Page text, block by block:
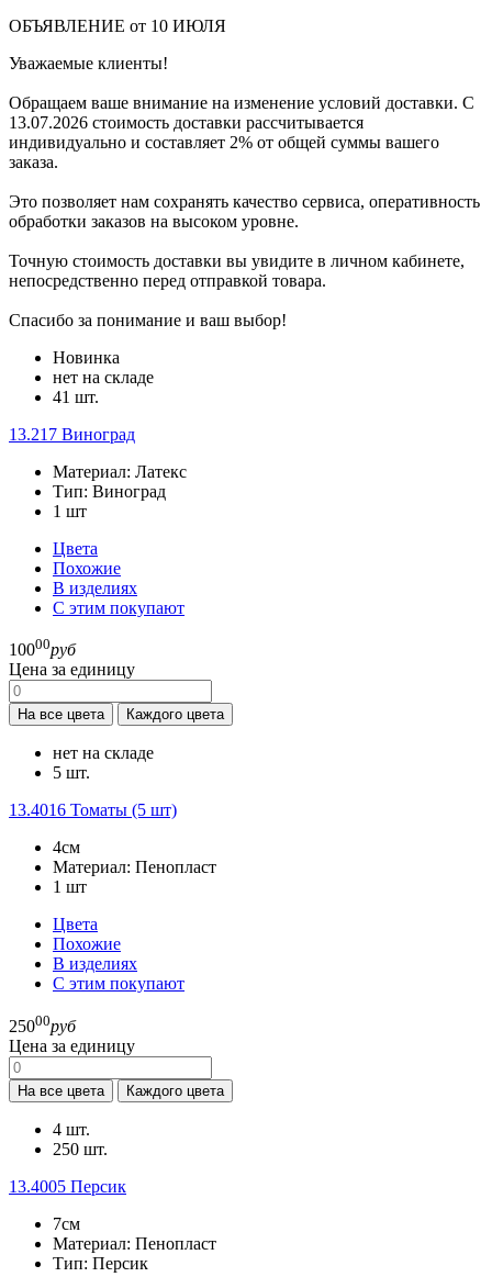
ОБЪЯВЛЕНИЕ от 10 ИЮЛЯ
Уважаемые клиенты!
Обращаем ваше внимание на изменение условий доставки. С
13.07.2026 стоимость доставки рассчитывается
индивидуально и составляет 2% от общей суммы вашего
заказа.
Это позволяет нам сохранять качество сервиса, оперативность
обработки заказов на высоком уровне.
Точную стоимость доставки вы увидите в личном кабинете,
непосредственно перед отправкой товара.
Спасибо за понимание и ваш выбор!
Новинка
нет на складе
41 шт.
13.217 Виноград
Материал: Латекс
Тип: Виноград
1 шт
Цвета
Похожие
В изделиях
С этим покупают
10000руб
Цена за единицу
На все цвета Каждого цвета
нет на складе
5 шт.
13.4016 Томаты (5 шт)
4см
Материал: Пенопласт
1 шт
Цвета
Похожие
В изделиях
С этим покупают
25000руб
Цена за единицу
На все цвета Каждого цвета
4 шт.
250 шт.
13.4005 Персик
7см
Материал: Пенопласт
Тип: Персик